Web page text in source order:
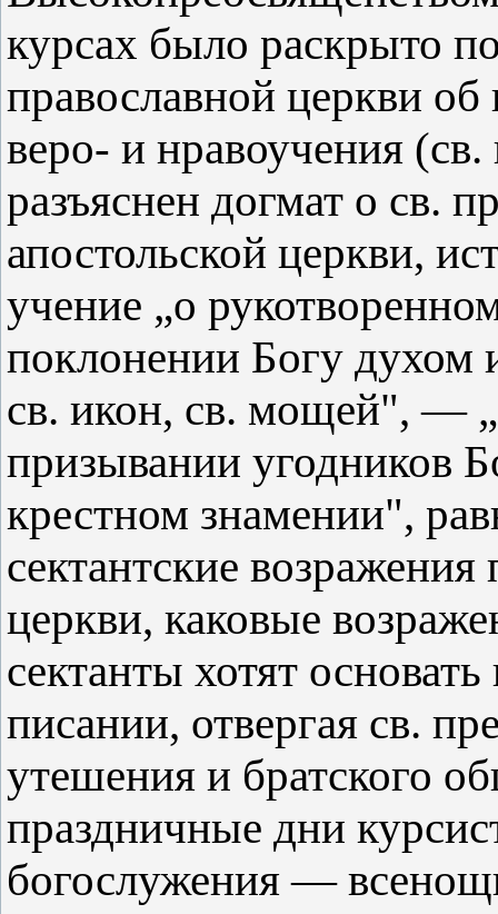
курсах было раскрыто
православной церкви об
веро- и нравоучения
разъяснен догмат о св.
апостольской церкви,
учение „о
поклонении Богу
св. икон, св. мощей", —
призывании угодников
крестном знамении",
сектантские
церкви, каковые
сектанты хотят
писании, отвергая св.
утешения и братского
праздничные дни
богослужения —